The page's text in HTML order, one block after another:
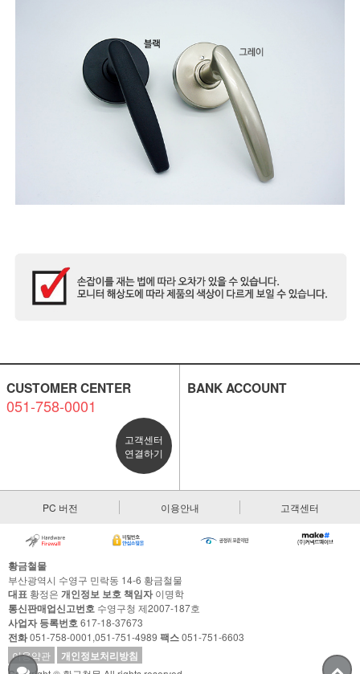
CUSTOMER CENTER
051-758-0001
고객센터
연결하기
BANK ACCOUNT
PC 버전 이용안내 고객센터
황금철물
부산광역시 수영구 민락동 14-6 황금철물
대표 황정은 개인정보 보호 책임자이명학
통신판매업신고번호 수영구청 제2007-187호
사업자 등록번호617-18-37673
전화051-758-0001,051-751-4989 팩스051-751-6603
이용약관
개인정보처리방침